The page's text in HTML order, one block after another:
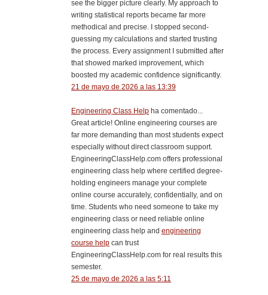
see the bigger picture clearly. My approach to
writing statistical reports became far more
methodical and precise. I stopped second-
guessing my calculations and started trusting
the process. Every assignment I submitted after
that showed marked improvement, which
boosted my academic confidence significantly.
21 de mayo de 2026 a las 13:39
Engineering Class Help ha comentado...
Great article! Online engineering courses are
far more demanding than most students expect
especially without direct classroom support.
EngineeringClassHelp.com offers professional
engineering class help where certified degree-
holding engineers manage your complete
online course accurately, confidentially, and on
time. Students who need someone to take my
engineering class or need reliable online
engineering class help and engineering
course help can trust
EngineeringClassHelp.com for real results this
semester.
25 de mayo de 2026 a las 5:11